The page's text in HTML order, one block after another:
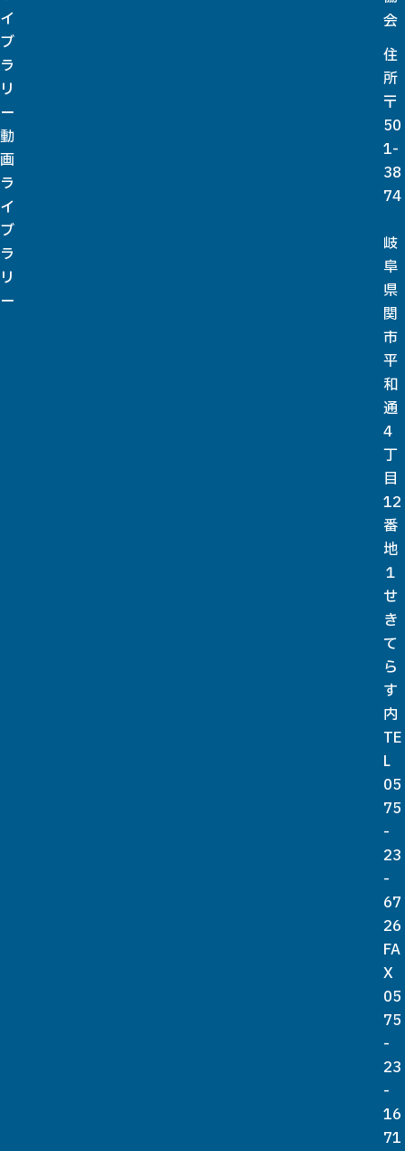
イ
ブ
ラ
リ
ー
動
画
ラ
イ
ブ
ラ
リ
ー
会
住
所
〒
50
1-
38
74
岐
阜
県
関
市
平
和
通
4
丁
目
12
番
地
１
せ
き
て
ら
す
内
TE
L
05
75
-
23
-
67
26
FA
X
05
75
-
23
-
16
71